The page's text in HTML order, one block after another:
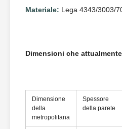
Materiale: Lega 4343/3003/
Dimensioni che
Dimensione
della
metropolitana
Spessore
della parete